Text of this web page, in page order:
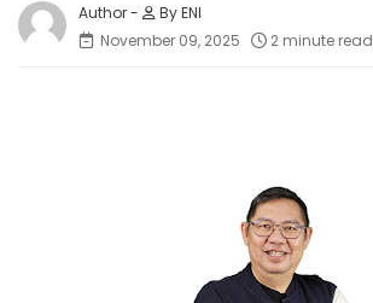
By ENI
November 09, 2025
2 minute read